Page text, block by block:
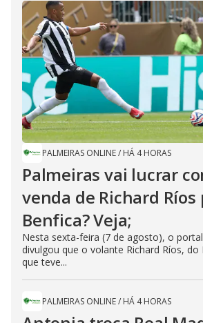
PALMEIRAS ONLINE/ HÁ 4 HORAS
Palmeiras vai lucrar
venda de Richard Ríos
Benfica? Veja;
Nesta sexta-feira (7 de agosto), o
divulgou que o volante Richard Ríos, do
que teve...
PALMEIRAS ONLINE/ HÁ 4 HORAS